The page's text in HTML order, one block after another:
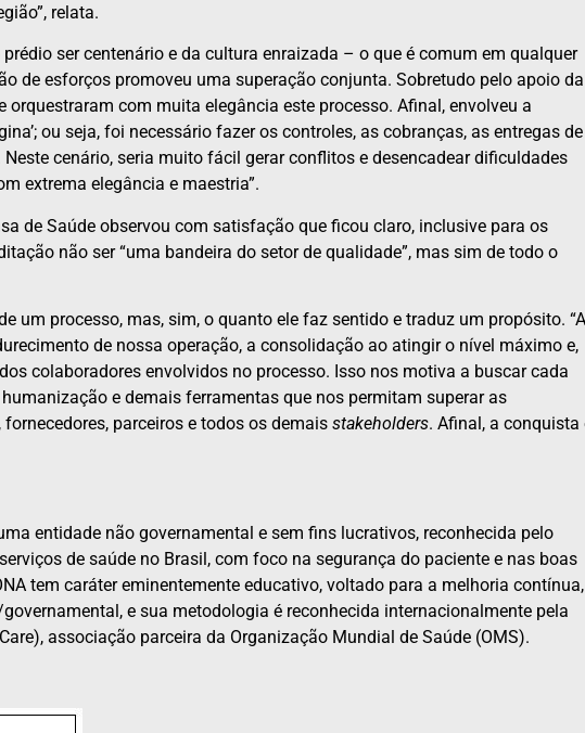
relata.
ser centenário e da cultura enraizada – o que é comum em qualquer
de esforços promoveu uma superação conjunta. Sobretudo pelo apoio da
orquestraram com muita elegância este processo. Afinal, envolveu a
ou seja, foi necessário fazer os controles, as cobranças, as entregas de
cenário, seria muito fácil gerar conflitos e desencadear dificuldades
extrema elegância e maestria”.
de Saúde observou com satisfação que ficou claro, inclusive para os
não ser “uma bandeira do setor de qualidade”, mas sim de todo o
um processo, mas, sim, o quanto ele faz sentido e traduz um propósito. “A
de nossa operação, a consolidação ao atingir o nível máximo e,
colaboradores envolvidos no processo. Isso nos motiva a buscar cada
e demais ferramentas que nos permitam superar as
parceiros e todos os demais stakeholders. Afinal, a conquista
entidade não governamental e sem fins lucrativos, reconhecida pelo
de saúde no Brasil, com foco na segurança do paciente e nas boas
tem caráter eminentemente educativo, voltado para a melhoria contínua,
e sua metodologia é reconhecida internacionalmente pela
associação parceira da Organização Mundial de Saúde (OMS).